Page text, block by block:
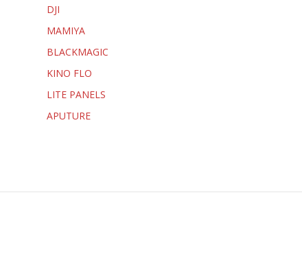
DJI
MAMIYA
BLACKMAGIC
KINO FLO
LITE PANELS
APUTURE